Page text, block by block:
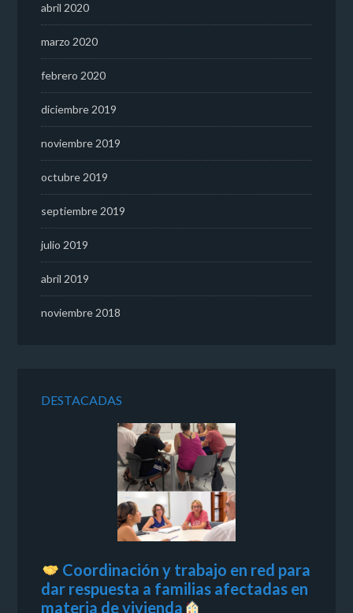
abril 2020
marzo 2020
febrero 2020
diciembre 2019
noviembre 2019
octubre 2019
septiembre 2019
julio 2019
abril 2019
noviembre 2018
DESTACADAS
Coordinación y trabajo en red para
dar respuesta a familias afectadas en
materia de vivienda